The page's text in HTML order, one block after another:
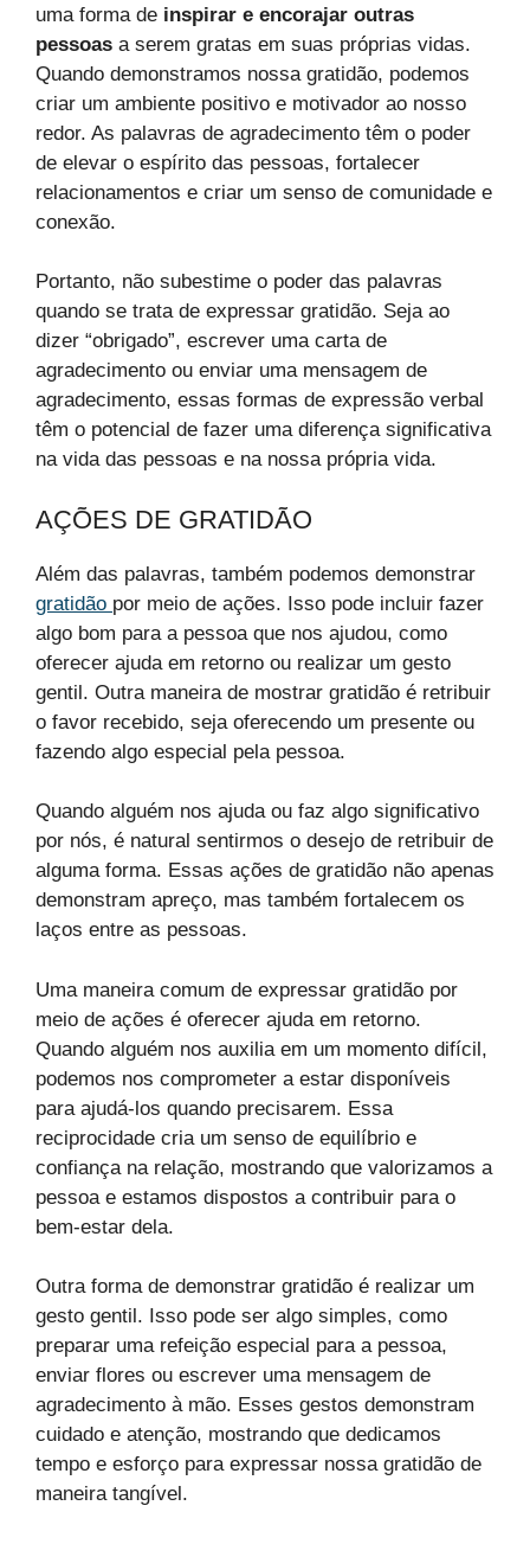
uma forma de inspirar e encorajar outras
pessoas a serem gratas em suas próprias vidas.
Quando demonstramos nossa gratidão, podemos
criar um ambiente positivo e motivador ao nosso
redor. As palavras de agradecimento têm o poder
de elevar o espírito das pessoas, fortalecer
relacionamentos e criar um senso de comunidade e
conexão.
Portanto, não subestime o poder das palavras
quando se trata de expressar gratidão. Seja ao
dizer “obrigado”, escrever uma carta de
agradecimento ou enviar uma mensagem de
agradecimento, essas formas de expressão verbal
têm o potencial de fazer uma diferença significativa
na vida das pessoas e na nossa própria vida.
AÇÕES DE GRATIDÃO
Além das palavras, também podemos demonstrar
gratidão por meio de ações. Isso pode incluir fazer
algo bom para a pessoa que nos ajudou, como
oferecer ajuda em retorno ou realizar um gesto
gentil. Outra maneira de mostrar gratidão é retribuir
o favor recebido, seja oferecendo um presente ou
fazendo algo especial pela pessoa.
Quando alguém nos ajuda ou faz algo significativo
por nós, é natural sentirmos o desejo de retribuir de
alguma forma. Essas ações de gratidão não apenas
demonstram apreço, mas também fortalecem os
laços entre as pessoas.
Uma maneira comum de expressar gratidão por
meio de ações é oferecer ajuda em retorno.
Quando alguém nos auxilia em um momento difícil,
podemos nos comprometer a estar disponíveis
para ajudá-los quando precisarem. Essa
reciprocidade cria um senso de equilíbrio e
confiança na relação, mostrando que valorizamos a
pessoa e estamos dispostos a contribuir para o
bem-estar dela.
Outra forma de demonstrar gratidão é realizar um
gesto gentil. Isso pode ser algo simples, como
preparar uma refeição especial para a pessoa,
enviar flores ou escrever uma mensagem de
agradecimento à mão. Esses gestos demonstram
cuidado e atenção, mostrando que dedicamos
tempo e esforço para expressar nossa gratidão de
maneira tangível.